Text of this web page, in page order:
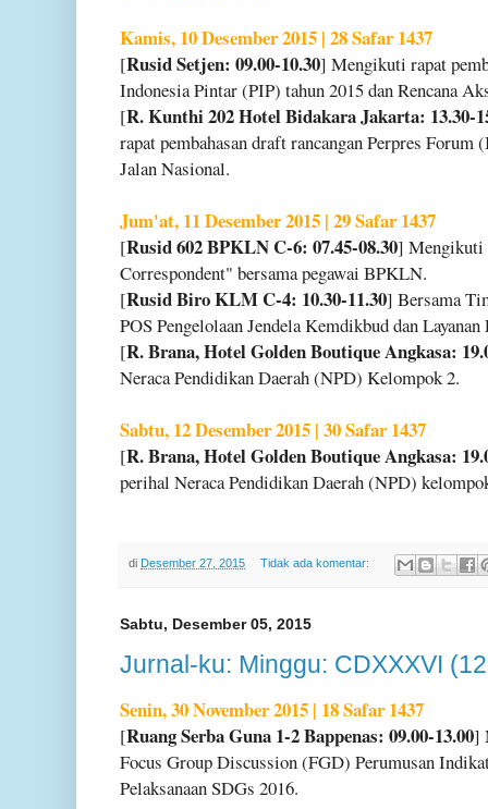
Kamis, 10 Desember 2015 | 28 Safar 1437
[Rusid Setjen: 09.00-10.30] Mengikuti rapat
Indonesia Pintar (PIP) tahun 2015 dan Rencana
[R. Kunthi 202 Hotel Bidakara Jakarta: 13.30-
rapat pembahasan draft rancangan Perpres
Jalan Nasional.
Jum'at, 11 Desember 2015 | 29 Safar 1437
[Rusid 602 BPKLN C-6: 07.45-08.30] Mengikuti
Correspondent" bersama pegawai BPKLN.
[Rusid Biro KLM C-4: 10.30-11.30] Bersama
POS Pengelolaan Jendela Kemdikbud dan
[R. Brana, Hotel Golden Boutique Angkasa:
Neraca Pendidikan Daerah (NPD) Kelompok 2.
Sabtu, 12 Desember 2015 | 30 Safar 1437
[R. Brana, Hotel Golden Boutique Angkasa:
perihal Neraca Pendidikan Daerah (NPD)
di Desember 27, 2015 Tidak ada komentar:
Sabtu, Desember 05, 2015
Jurnal-ku: Minggu: CDXXXVI
Senin, 30 November 2015 | 18 Safar 1437
[Ruang Serba Guna 1-2 Bappenas: 09.00-13.00]
Focus Group Discussion (FGD) Perumusan
Pelaksanaan SDGs 2016.